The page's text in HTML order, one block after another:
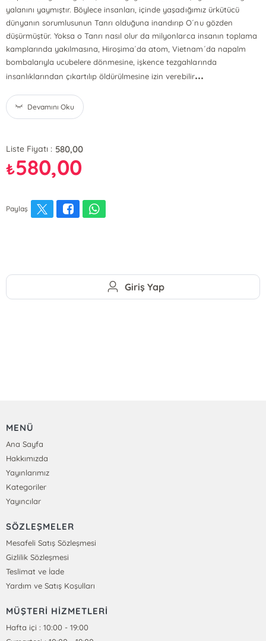
yalanını yaymıştır. Böylece insanları, içinde yaşadığımız ürkütücü
dünyanın sorumlusunun Tanrı olduğuna inandırıp O´nu gözden
düşürmüştür. Yoksa o Tanrı nasıl olur da milyonlarca insanın toplama
kamplarında yakılmasına, Hiroşima´da atom, Vietnam´da napalm
bombalarıyla ucubelere dönmesine, işkence tezgahlarında
insanlıklarından çıkartılıp öldürülmesine izin verebilir...
Devamını Oku
Liste Fiyatı : 580,00
₺580,00
Paylaş
Giriş Yap
MENÜ
Ana Sayfa
Hakkımızda
Yayınlarımız
Kategoriler
Yayıncılar
SÖZLEŞMELER
Mesafeli Satış Sözleşmesi
Gizlilik Sözleşmesi
Teslimat ve İade
Yardım ve Satış Koşulları
MÜŞTERİ HİZMETLERİ
Hafta içi : 10:00 - 19:00